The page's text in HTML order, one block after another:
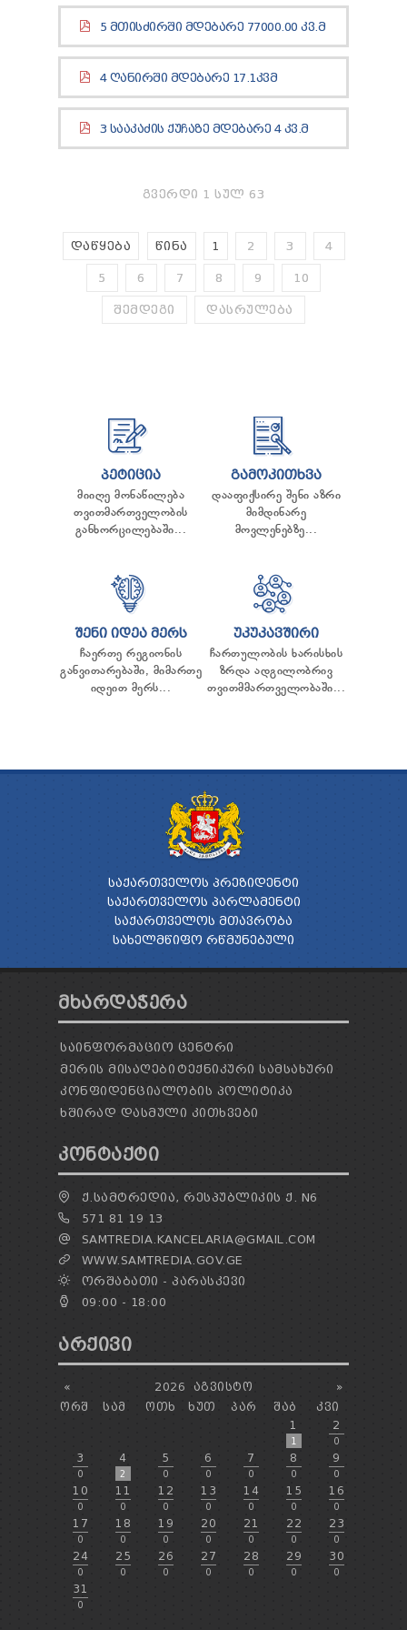
ᲢᲔᲜᲓᲔᲠᲔᲑᲘ
ᲞᲠᲔᲖᲘᲓᲔᲜᲢᲘᲡᲗᲕᲘᲡ ᲓᲐ
ᲞᲐᲠᲚᲐᲛᲔᲜᲢᲘᲡᲗᲕᲘᲡ ᲬᲐᲠᲡᲐᲓᲒᲔᲜᲘ ᲐᲜᲒᲐᲠᲘᲨᲘ
ᲞᲔᲠᲡᲝᲜᲐᲚᲣᲠ ᲛᲝᲜᲐᲪᲔᲛᲗᲐ ᲓᲐᲪᲕᲘᲡ
ᲡᲐᲛᲐᲠᲗᲚᲔᲑᲠᲘᲕᲘ ᲒᲐᲓᲐᲬᲧᲕᲔᲢᲘᲚᲔᲑᲔᲑᲘ
ᲒᲐᲡᲐᲩᲘᲕᲠᲔᲑᲘᲡ ᲬᲔᲡᲔᲑᲘ
5 ᲛᲗᲘᲡᲫᲘᲠᲨᲘ ᲛᲓᲔᲑᲐᲠᲔ 77000.00 ᲙᲕ.Მ
4 ᲦᲐᲜᲘᲠᲨᲘ ᲛᲓᲔᲑᲐᲠᲔ 17.1ᲙᲕᲛ
3 ᲡᲐᲐᲙᲐᲫᲘᲡ ᲥᲣᲩᲐᲖᲔ ᲛᲓᲔᲑᲐᲠᲔ 4 ᲙᲕ.Მ
ᲒᲕᲔᲠᲓᲘ 1 ᲡᲣᲚ 63
ᲓᲐᲬᲧᲔᲑᲐ ᲬᲘᲜᲐ 1 2 3 4
5 6 7 8 9 10
ᲨᲔᲛᲓᲔᲒᲘ ᲓᲐᲡᲠᲣᲚᲔᲑᲐ
ᲞᲔᲢᲘᲪᲘᲐ
მიიღე მონაწილება
თვითმართველობის
განხორცილებაში...
ᲒᲐᲛᲝᲙᲘᲗᲮᲕᲐ
დააფიქსირე შენი აზრი
მიმდინარე
მოვლენებზე...
ᲨᲔᲜᲘ ᲘᲓᲔᲐ ᲛᲔᲠᲡ
ჩაერთე რეგიონის
განვითარებაში, მიმართე
იდეით მერს...
ᲣᲙᲣᲙᲐᲕᲨᲘᲠᲘ
ჩართულობის ხარისხის
ზრდა ადგილობრივ
თვითმმართველობაში...
ᲡᲐᲥᲐᲠᲗᲕᲔᲚᲝᲡ ᲞᲠᲔᲖᲘᲓᲔᲜᲢᲘ
ᲡᲐᲥᲐᲠᲗᲕᲔᲚᲝᲡ ᲞᲐᲠᲚᲐᲛᲔᲜᲢᲘ
ᲡᲐᲥᲐᲠᲗᲕᲔᲚᲝᲡ ᲛᲗᲐᲕᲠᲝᲑᲐ
ᲡᲐᲮᲔᲚᲛᲬᲘᲤᲝ ᲠᲬᲛᲣᲜᲔᲑᲣᲚᲘ
ᲛᲮᲐᲠᲓᲐᲭᲔᲠᲐ
ᲡᲐᲘᲜᲤᲝᲠᲛᲐᲪᲘᲝ ᲪᲔᲜᲢᲠᲘ
ᲛᲔᲠᲘᲡ ᲛᲘᲡᲐᲦᲔᲑᲘᲢᲔᲥᲜᲘᲙᲣᲠᲘ ᲡᲐᲛᲡᲐᲮᲣᲠᲘ
ᲙᲝᲜᲤᲘᲓᲔᲜᲪᲘᲐᲚᲝᲑᲘᲡ ᲞᲝᲚᲘᲢᲘᲙᲐ
ᲮᲨᲘᲠᲐᲓ ᲓᲐᲡᲛᲣᲚᲘ ᲙᲘᲗᲮᲕᲔᲑᲘ
ᲙᲝᲜᲢᲐᲥᲢᲘ
Ქ.ᲡᲐᲛᲢᲠᲔᲓᲘᲐ, ᲠᲔᲡᲞᲣᲑᲚᲘᲙᲘᲡ Ქ. N6
571 81 19 13
SAMTREDIA.KANCELARIA@GMAIL.COM
WWW.SAMTREDIA.GOV.GE
ᲝᲠᲨᲐᲑᲐᲗᲘ - ᲞᲐᲠᲐᲡᲙᲔᲕᲘ
09:00 - 18:00
ᲐᲠᲥᲘᲕᲘ
« »
2026
ᲐᲒᲕᲘᲡᲢᲝ
ᲝᲠᲨ
ᲡᲐᲛ ᲝᲗᲮ ᲮᲣᲗ ᲞᲐᲠ ᲨᲐᲑ
ᲙᲕᲘ
1
1
2
0
3
0
4
2
5
0
6
0
7
0
8
0
9
0
10
0
11
0
12
0
13
0
14
0
15
0
16
0
17
0
18
0
19
0
20
0
21
0
22
0
23
0
24
0
25
0
26
0
27
0
28
0
29
0
30
0
31
0